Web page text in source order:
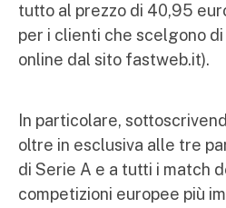
tutto al prezzo di 40,95
per i clienti che scelgono
online dal sito fastweb.it).
In particolare,
oltre in esclusiva alle tre
di Serie A e a tutti i match
competizioni europee più